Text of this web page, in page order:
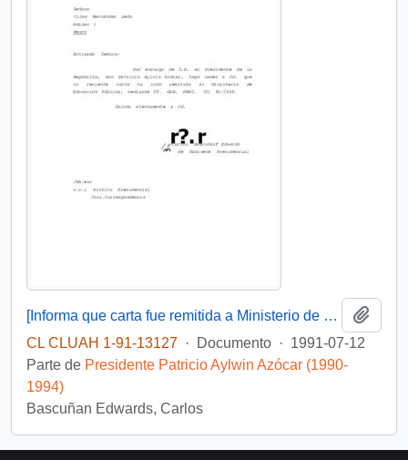
[Informa que carta fue remitida a Ministerio de Educación Pública, mediante Of. GAB. PRES. (0) 91/2438]
CL CLUAH 1-91-13127 · Documento · 1991-07-12
Parte de Presidente Patricio Aylwin Azócar (1990-
1994)
Bascuñan Edwards, Carlos